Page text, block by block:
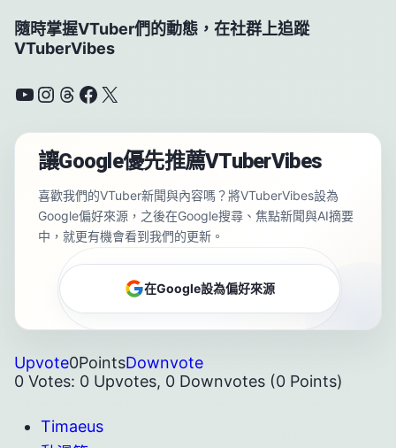
隨時掌握VTuber們的動態，在社群上追蹤
VTuberVibes
YouTube
Instagram
Threads
Facebook
X
讓Google優先推薦VTuberVibes
喜歡我們的VTuber新聞與內容嗎？將VTuberVibes設為
Google偏好來源，之後在Google搜尋、焦點新聞與AI摘要
中，就更有機會看到我們的更新。
在Google設為偏好來源
Upvote0PointsDownvote
0 Votes: 0 Upvotes, 0 Downvotes (0 Points)
Timaeus